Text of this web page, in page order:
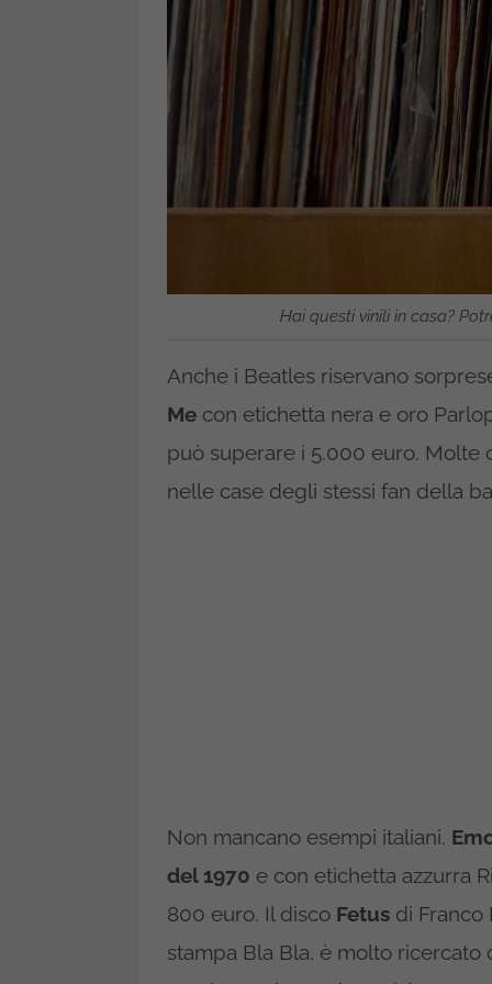
Hai questi vinili in casa?
Anche i Beatles riservano
Me con etichetta nera e oro
può superare i 5.000 euro. Molte
nelle case degli stessi fan della
Non mancano esempi italiani.
del 1970 e con etichetta azzurra
800 euro. Il disco Fetus di Franco
stampa Bla Bla, è molto